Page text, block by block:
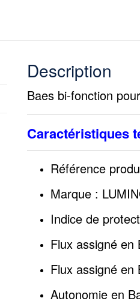
Description
Baes bi-fonction
Caractéristiques
Référence
Marque :
Indice de
Flux assigné
Flux assigné en
Autonomie en